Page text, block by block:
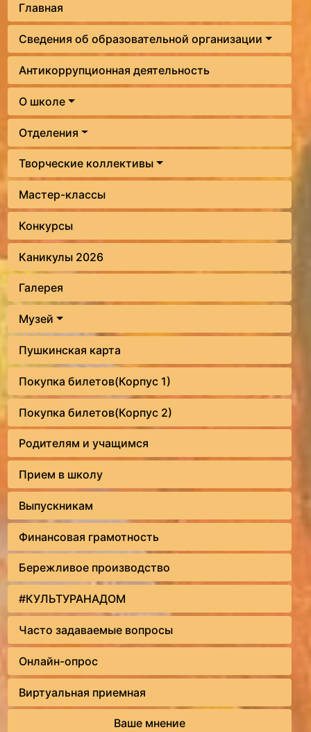
Главная
Сведения об образовательной организации
Антикоррупционная деятельность
О школе
Отделения
Творческие коллективы
Мастер-классы
Конкурсы
Каникулы 2026
Галерея
Музей
Пушкинская карта
Покупка билетов(Корпус 1)
Покупка билетов(Корпус 2)
Родителям и учащимся
Прием в школу
Выпускникам
Финансовая грамотность
Бережливое производство
#КУЛЬТУРАНАДОМ
Часто задаваемые вопросы
Онлайн-опрос
Виртуальная приемная
Ваше мнение